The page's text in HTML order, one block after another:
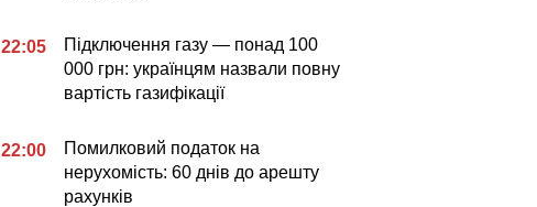
22:05
Підключення газу — понад 100
000 грн: українцям назвали повну
вартість газифікації
22:00
Помилковий податок на
нерухомість: 60 днів до арешту
рахунків